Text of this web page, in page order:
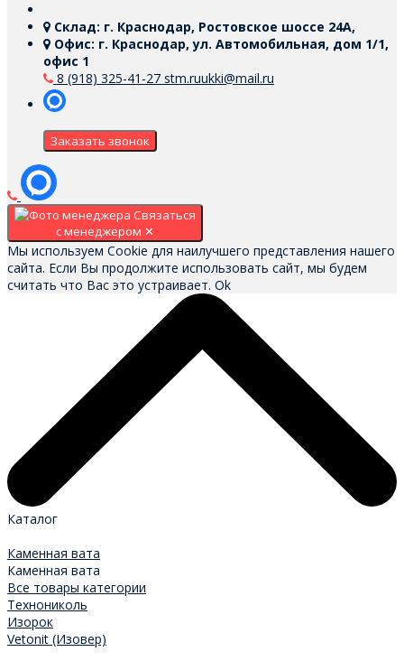
Склад: г. Краснодар, Ростовское шоссе 24А,
Офис: г. Краснодар, ул. Автомобильная, дом 1/1,
офис 1
8 (918) 325-41-27 stm.ruukki@mail.ru
Заказать звонок
Связаться
с менеджером ✕
Мы используем Cookie для наилучшего представления нашего
сайта. Если Вы продолжите использовать сайт, мы будем
считать что Вас это устраивает. Ok
Каталог
Каменная вата
Каменная вата
Все товары категории
Технониколь
Изорок
Vetonit (Изовер)